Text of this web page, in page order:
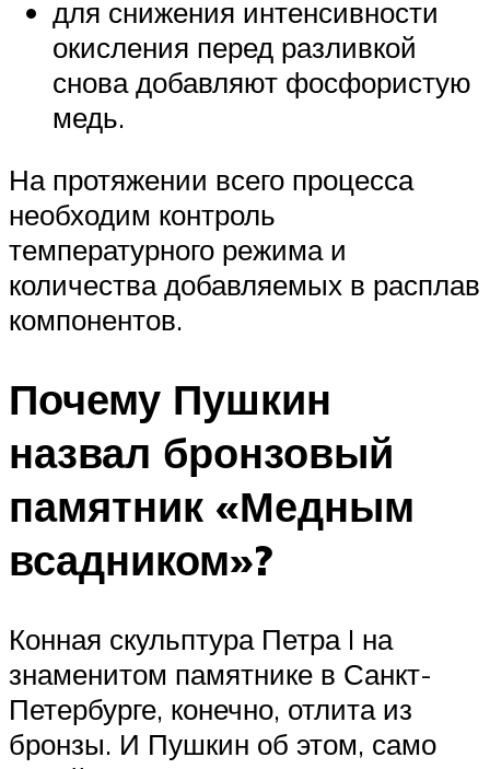
для снижения интенсивности
окисления перед разливкой
снова добавляют фосфористую
медь.
На протяжении всего процесса
необходим контроль
температурного режима и
количества добавляемых в расплав
компонентов.
Почему Пушкин
назвал бронзовый
памятник «Медным
всадником»?
Конная скульптура Петра I на
знаменитом памятнике в Санкт-
Петербурге, конечно, отлита из
бронзы. И Пушкин об этом, само